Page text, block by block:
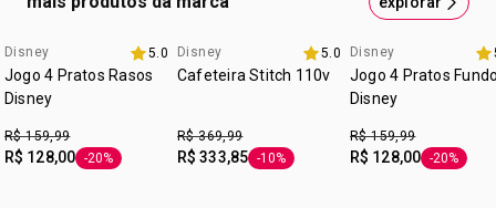
8.8 avon
Disney 5.0
Jogo 4 Pratos Rasos
Disney
R$ 159,99
R$ 128,00 etiqueta -20%
-20%
8.8 avon
Disney 5.0
Cafeteira Stitch 110v
R$ 369,99
R$ 333,85 etiqueta -10%
-10%
8.8 avon
Disney
Jogo 4 Pratos
Disney
R$ 159,99
R$ 128,00 etiqueta -
-20%